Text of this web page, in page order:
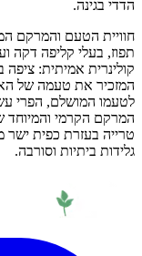
הדדי בגינה.
תפוז, בעלי קליפה דקה
קולינרית אמיתית:
המזכיר את טעמה של
המרקם הקרמי והמיוחד
טרייה בעזרת כפית ישר
גלידות ביתיות וסורבה.